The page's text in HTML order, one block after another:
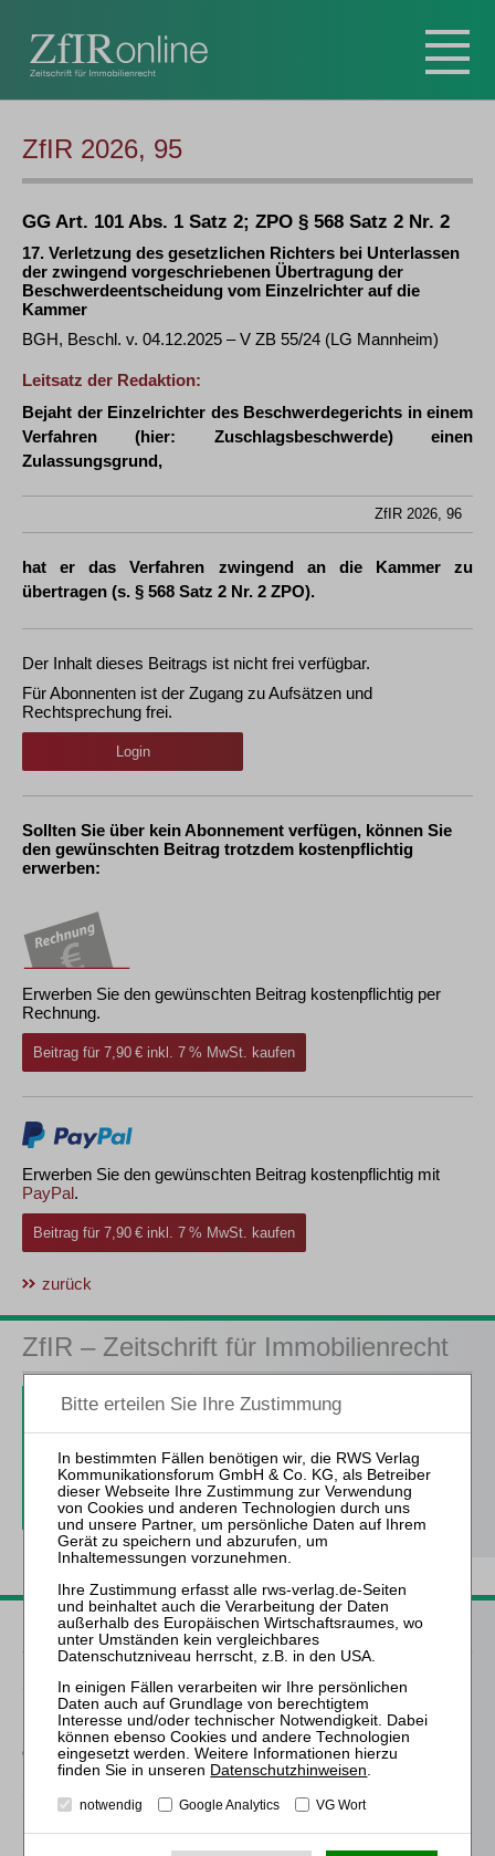
ZfIR 2026, 95
GG Art. 101 Abs. 1 Satz 2; ZPO § 568 Satz 2 Nr. 2
17. Verletzung des gesetzlichen Richters bei Unterlassen
der zwingend vorgeschriebenen Übertragung der
Beschwerdeentscheidung vom Einzelrichter auf die
Kammer
BGH, Beschl. v. 04.12.2025 – V ZB 55/24 (LG Mannheim)
Leitsatz der Redaktion:
Bejaht der Einzelrichter des Beschwerdegerichts in einem
Verfahren (hier: Zuschlagsbeschwerde) einen
Zulassungsgrund,
ZfIR 2026, 96
hat er das Verfahren zwingend an die Kammer zu
übertragen (s. § 568 Satz 2 Nr. 2 ZPO).
Der Inhalt dieses Beitrags ist nicht frei verfügbar.
Für Abonnenten ist der Zugang zu Aufsätzen und
Rechtsprechung frei.
Login
Sollten Sie über kein Abonnement verfügen, können Sie
den gewünschten Beitrag trotzdem kostenpflichtig
erwerben:
Erwerben Sie den gewünschten Beitrag kostenpflichtig per
Rechnung.
Beitrag für 7,90 € inkl. 7 % MwSt. kaufen
Erwerben Sie den gewünschten Beitrag kostenpflichtig mit
PayPal.
Beitrag für 7,90 € inkl. 7 % MwSt. kaufen
zurück
ZfIR – Zeitschrift für Immobilienrecht
3 Ausgaben als kostenfreies Probe-Abo
online-Nutzung
Probe-Abo bestellen
Passende Bücher
Schröder
Die Reform des
Eigenkapitalersatzrechts
durch das MoMiG
Datenschutzhinweisen.
notwendig Google Analytics VG Wort